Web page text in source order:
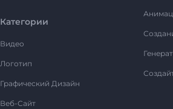
Категории
Видео
Логотип
Графический Дизайн
Веб-Сайт